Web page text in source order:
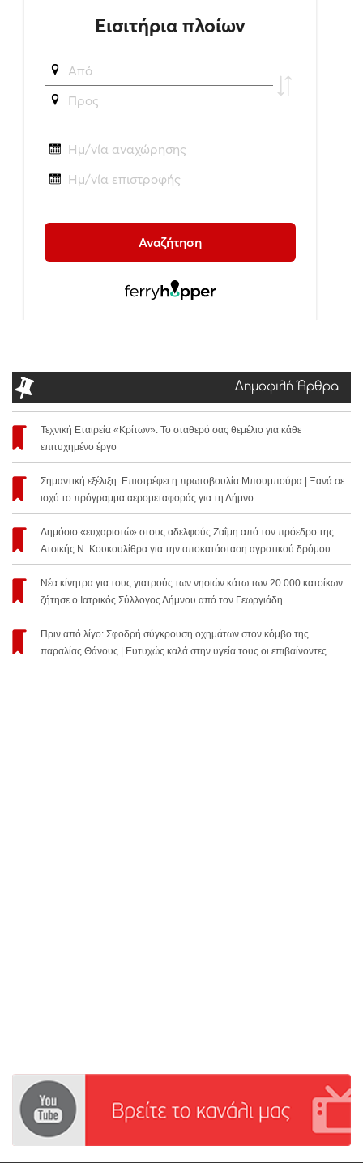
Δημοφιλή Άρθρα
Τεχνική Εταιρεία «Κρίτων»: Το σταθερό σας θεμέλιο για κάθε
επιτυχημένο έργο
Σημαντική εξέλιξη: Επιστρέφει η πρωτοβουλία Μπουμπούρα | Ξανά σε
ισχύ το πρόγραμμα αερομεταφοράς για τη Λήμνο
Δημόσιο «ευχαριστώ» στους αδελφούς Ζαΐμη από τον πρόεδρο της
Ατσικής Ν. Κουκουλίθρα για την αποκατάσταση αγροτικού δρόμου
Νέα κίνητρα για τους γιατρούς των νησιών κάτω των 20.000 κατοίκων
ζήτησε ο Ιατρικός Σύλλογος Λήμνου από τον Γεωργιάδη
Πριν από λίγο: Σφοδρή σύγκρουση οχημάτων στον κόμβο της
παραλίας Θάνους | Ευτυχώς καλά στην υγεία τους οι επιβαίνοντες